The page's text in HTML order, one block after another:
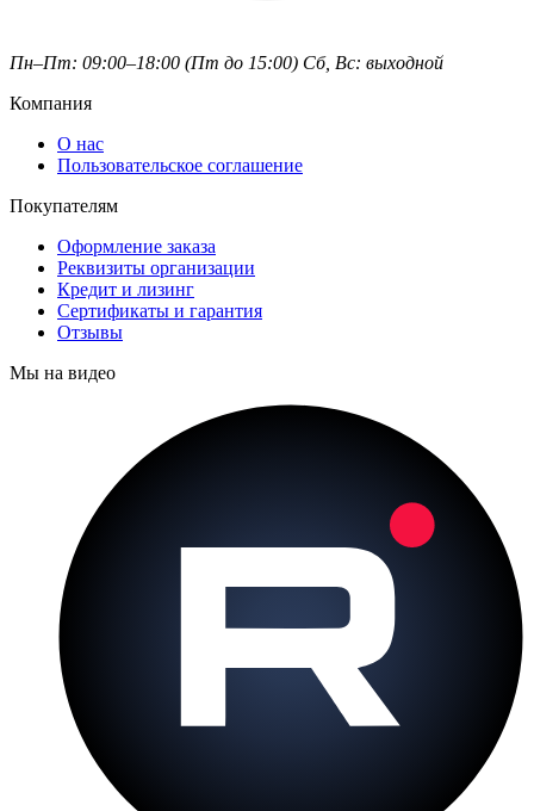
Пн–Пт: 09:00–18:00 (Пт до 15:00) Сб, Вс: выходной
Компания
О нас
Пользовательское соглашение
Покупателям
Оформление заказа
Реквизиты организации
Кредит и лизинг
Сертификаты и гарантия
Отзывы
Мы на видео